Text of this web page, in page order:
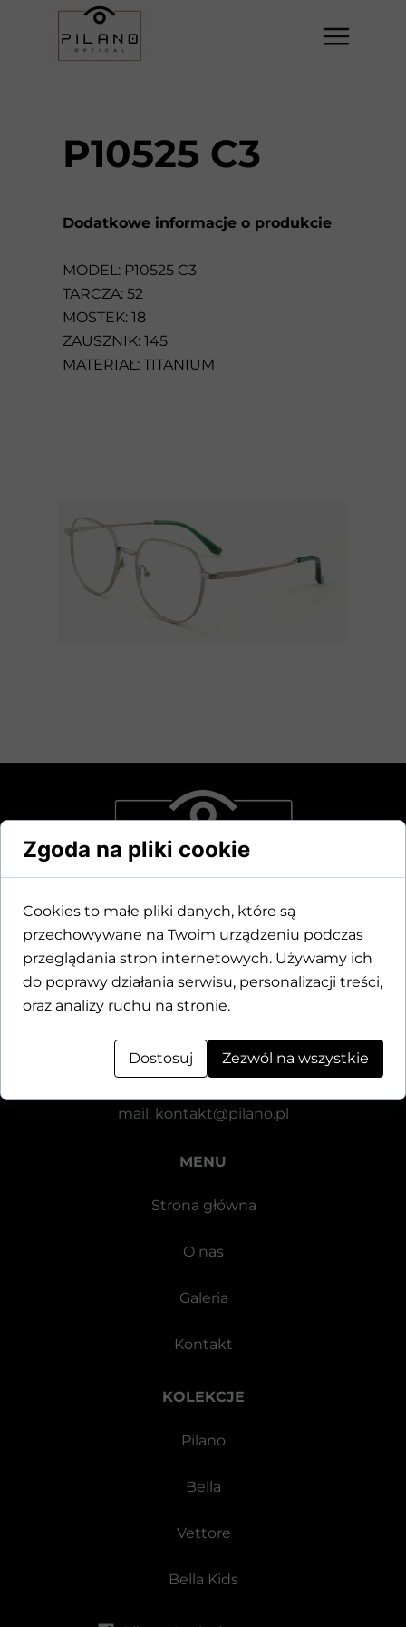
Dodatkowe informacje o produkcie
MODEL: P10525 C3
TARCZA: 52
MOSTEK: 18
ZAUSZNIK: 145
MATERIAŁ: TITANIUM
P10525 C3
KOLEKCJE
Pilano
Bella
Vettore
Bella Kids
MENU
Strona główna
O nas
Galeria
Kontakt
Dane kontaktowe
Motylewska 24
tel.+48 571 521 126
mail. kontakt@pilano.pl
Zgoda na pliki cookie
Cookies to małe pliki danych, które są
przechowywane na Twoim urządzeniu podczas
przeglądania stron internetowych. Używamy ich
do poprawy działania serwisu, personalizacji treści,
oraz analizy ruchu na stronie.
Dostosuj Zezwól na wszystkie